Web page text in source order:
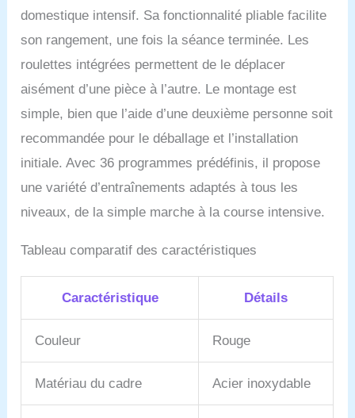
domestique intensif. Sa fonctionnalité pliable facilite
son rangement, une fois la séance terminée. Les
roulettes intégrées permettent de le déplacer
aisément d’une pièce à l’autre. Le montage est
simple, bien que l’aide d’une deuxième personne soit
recommandée pour le déballage et l’installation
initiale. Avec 36 programmes prédéfinis, il propose
une variété d’entraînements adaptés à tous les
niveaux, de la simple marche à la course intensive.
Tableau comparatif des caractéristiques
Caractéristique Détails
Couleur Rouge
Matériau du cadre Acier inoxydable